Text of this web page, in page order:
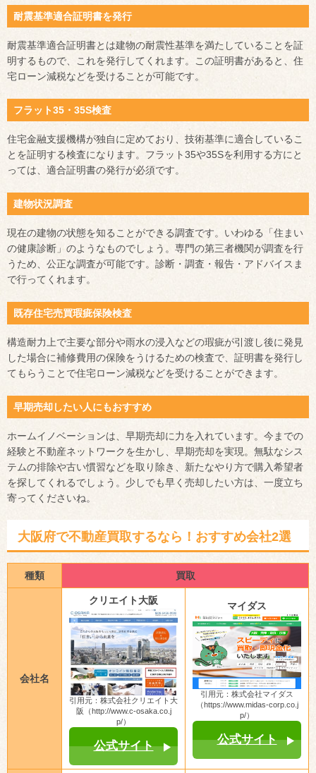
耐震基準適合証明書を発行
耐震基準適合証明書とは建物の耐震性基準を満たしていることを証
明するもので、これを発行してくれます。この証明書があると、住
宅ローン減税などを受けることが可能です。
フラット35・35S検査
住宅金融支援機構が独自に定めており、技術基準に適合しているこ
とを証明する検査になります。フラット35や35Sを利用する方にと
っては、適合証明書の発行が必須です。
建物状況調査
現在の建物の状態を知ることができる調査です。いわゆる「住まい
の健康診断」のようなものでしょう。専門の第三者機関が調査を行
うため、公正な調査が可能です。診断・調査・報告・アドバイスま
で行ってくれます。
既存住宅売買瑕疵保険検査
構造耐力上で主要な部分や雨水の浸入などの瑕疵が引渡し後に発見
した場合に補修費用の保険をうけるための検査で、証明書を発行し
てもらうことで住宅ローン減税などを受けることができます。
早期売却したい人にもおすすめ
ホームイノベーションは、早期売却に力を入れています。今までの
経験と不動産ネットワークを生かし、早期売却を実現。無駄なシス
テムの排除や古い慣習などを取り除き、新たなやり方で購入希望者
を探してくれるでしょう。少しでも早く売却したい方は、一度立ち
寄ってくださいね。
大阪府で不動産買取するなら！おすすめ会社2選
種類 買取
会社名
クリエイト大阪
引用元：株式会社クリエイト大
阪（http://www.c-osaka.co.j
p/）
公式サイト
マイダス
引用元：株式会社マイダス
（https://www.midas-corp.co.j
p/）
公式サイト